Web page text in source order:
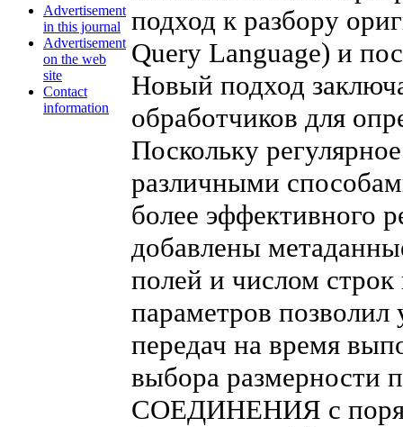
Advertisement
in this journal
Advertisement
on the web
site
Contact
information
подход к разбору
Query Language) и
Новый подход
обработчиков для
Поскольку
различными
более эффективного
добавлены
полей и числом
параметров
передач на время
выбора размерности
СОЕДИНЕНИЯ с